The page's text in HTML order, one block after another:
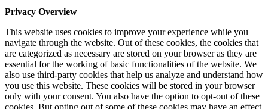
Privacy Overview
This website uses cookies to improve your experience while you
navigate through the website. Out of these cookies, the cookies that
are categorized as necessary are stored on your browser as they are
essential for the working of basic functionalities of the website. We
also use third-party cookies that help us analyze and understand how
you use this website. These cookies will be stored in your browser
only with your consent. You also have the option to opt-out of these
cookies. But opting out of some of these cookies may have an effect